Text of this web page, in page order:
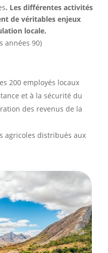
. Les différentes activités
de véritables enjeux
locale.
années 90)
200 employés locaux
et à la sécurité du
des revenus de la
agricoles distribués aux